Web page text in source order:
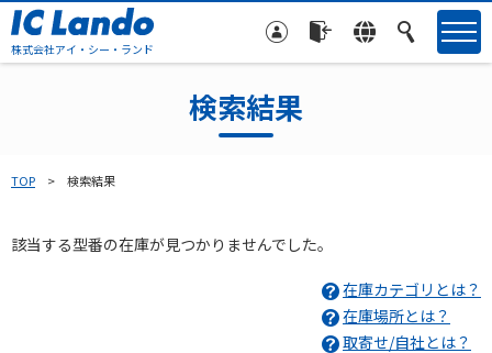
株式会社アイ・シー・ランド
検索結果
TOP 検索結果
該当する型番の在庫が見つかりませんでした。
在庫カテゴリとは？
在庫場所とは？
取寄せ/自社とは？